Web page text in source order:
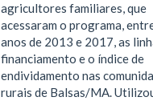
agricultores familiares, que
acessaram o programa,
anos de 2013 e 2017, as
financiamento e o índice de
endividamento nas
rurais de Balsas/MA.